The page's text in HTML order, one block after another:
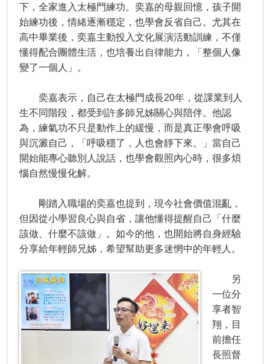
下，全家進入太極門練功。奕嘉的母親回憶，孩子開
始練功後，情緒逐漸穩定，也學會反省自己。尤其在
高中畢業後，奕嘉主動投入文化展演活動訓練，不僅
懂得配合團體生活，也培養出自律能力，「整個人像
變了一個人」。
奕嘉表示，自己在太極門成長20年，從課業到人
生不同階段，都受到許多師兄姊關心與陪伴。他認
為，練氣功不只是動作上的緩慢，而是真正學會呼吸
與沉澱自己，「呼吸穩了，人也會靜下來。」當自己
開始能專心聽別人說話，也學會觀照內心時，很多煩
惱自然慢慢化解。
剛踏入職場的奕嘉也提到，現今社會價值混亂，
但因從小學習良心與自省，讓他懂得提醒自己「什麼
該做、什麼不該做」。如今的他，也開始將自身經驗
分享給年輕師兄姊，希望幫助更多迷惘中的年輕人。
另
一位分
享者智
翔，目
前擔任
長照督